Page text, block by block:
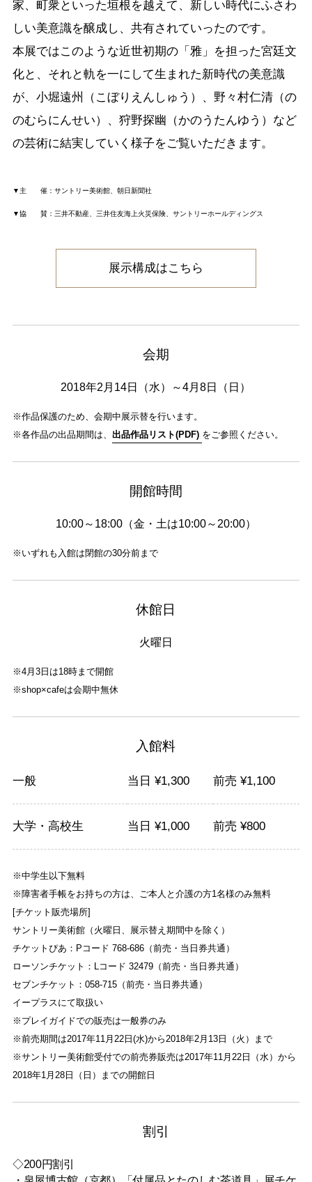
家、町衆といった垣根を越えて、新しい時代にふさわ
しい美意識を醸成し、共有されていったのです。
本展ではこのような近世初期の「雅」を担った宮廷文
化と、それと軌を一にして生まれた新時代の美意識
が、小堀遠州（こぼりえんしゅう）、野々村仁清（の
のむらにんせい）、狩野探幽（かのうたんゆう）など
の芸術に結実していく様子をご覧いただきます。
▼主 催：サントリー美術館、朝日新聞社
▼協 賛：三井不動産、三井住友海上火災保険、サントリーホールディングス
展示構成はこちら
会期
2018年2月14日（水）～4月8日（日）
※作品保護のため、会期中展示替を行います。
※各作品の出品期間は、 出品作品リスト(PDF) をご参照ください。
開館時間
10:00～18:00（金・土は10:00～20:00）
※いずれも入館は閉館の30分前まで
休館日
火曜日
※4月3日は18時まで開館
※shop×cafeは会期中無休
入館料
一般 当日 ¥1,300 前売 ¥1,100
大学・高校生 当日 ¥1,000 前売 ¥800
※中学生以下無料
※障害者手帳をお持ちの方は、ご本人と介護の方1名様のみ無料
[チケット販売場所]
サントリー美術館（火曜日、展示替え期間中を除く）
チケットぴあ：Pコード 768-686（前売・当日券共通）
ローソンチケット：Lコード 32479（前売・当日券共通）
セブンチケット：058-715（前売・当日券共通）
イープラスにて取扱い
※プレイガイドでの販売は一般券のみ
※前売期間は2017年11月22日(水)から2018年2月13日（火）まで
※サントリー美術館受付での前売券販売は2017年11月22日（水）から
2018年1月28日（日）までの開館日
割引
◇200円割引